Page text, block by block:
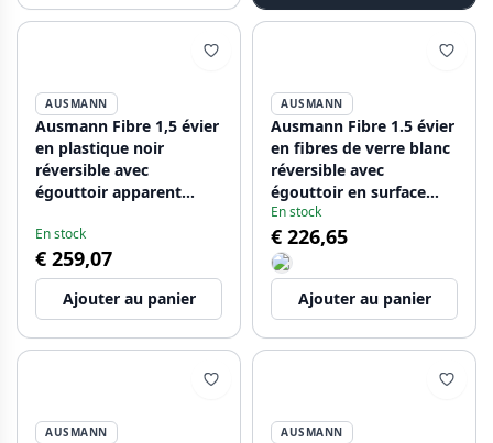
AUSMANN
Ausmann Fibre 1,5 évier
en plastique noir
réversible avec
égouttoir apparent
bouchon noir
1208956784
En stock
€ 259,07
Ajouter au panier
AUSMANN
Ausmann Fibre 1.5 évier
en fibres de verre blanc
réversible avec
égouttoir en surface
100x50 cm 1208956786
En stock
€ 226,65
Ajouter au panier
AUSMANN AUSMANN